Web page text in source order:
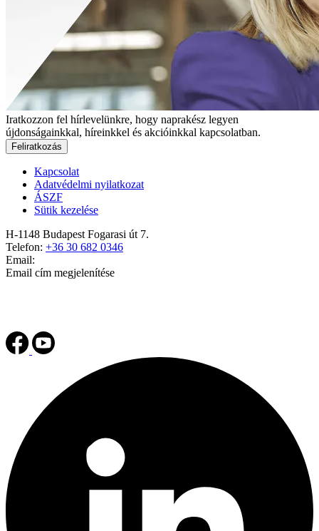
Iratkozzon fel hírlevelünkre, hogy naprakész legyen
újdonságainkkal, híreinkkel és akcióinkkal kapcsolatban.
Feliratkozás
Kapcsolat
Adatvédelmi nyilatkozat
ÁSZF
Sütik kezelése
H-1148 Budapest Fogarasi út 7.
Telefon: +36 30 682 0346
Email:
Email cím megjelenítése